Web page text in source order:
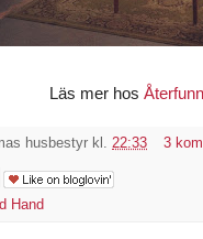
Läs mer hos
husbestyr kl. 22:33 3
Hand